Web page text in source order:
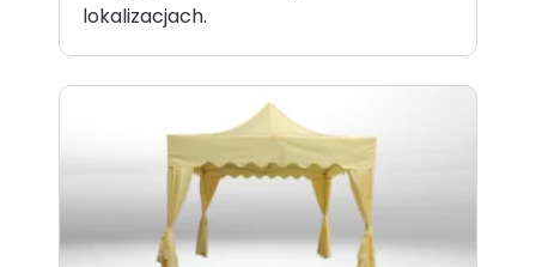
lokalizacjach.